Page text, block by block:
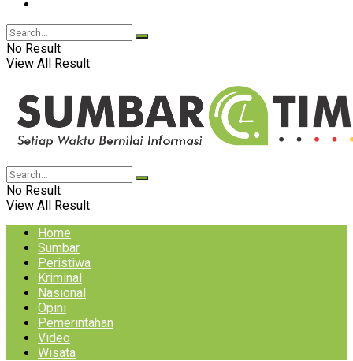
No Result
View All Result
No Result
View All Result
Home
Sumbar
Peristiwa
Kriminal
Nasional
Opini
Pemerintahan
Video
Wisata